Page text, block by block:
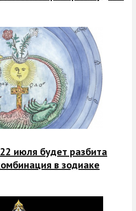
июля будет разбита
в зодиаке